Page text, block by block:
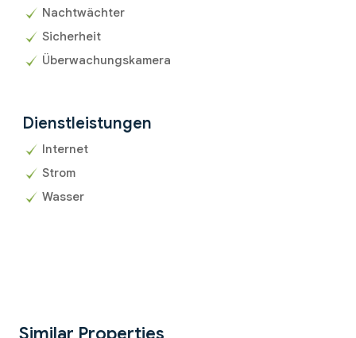
Nachtwächter
Sicherheit
Überwachungskamera
Dienstleistungen
Internet
Strom
Wasser
Similar Properties